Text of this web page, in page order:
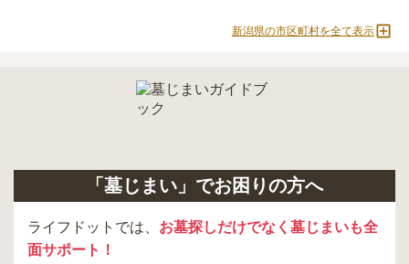
新潟県の市区町村を全て表示
「墓じまい」でお困りの方へ
ライフドットでは、 お墓探しだけでなく墓じまいも全
面サポート！